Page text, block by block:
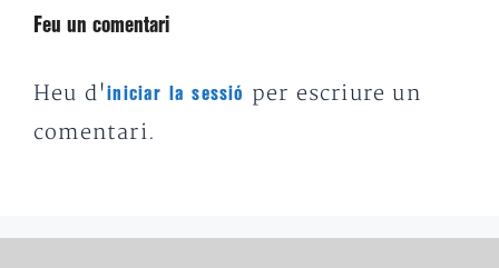
Feu un comentari
Heu d'iniciar la sessió
per escriure un
comentari.